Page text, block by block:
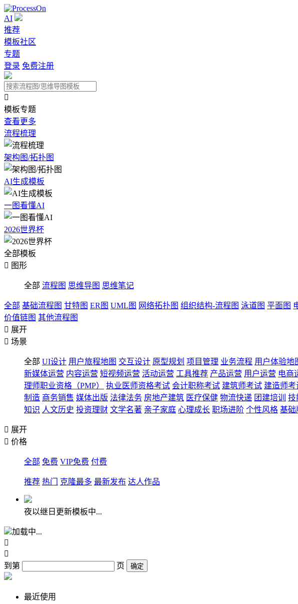
AI
推荐
模板社区
专题
登录 免费注册

模板专题
查看更多
流程梳理
架构图/拓扑图
AI生成模板
一图看懂AI
2026世界杯
全部模板
 图形
全部 流程图 思维导图 思维笔记
全部 基础流程图 甘特图 ER图 UML图 网络拓扑图 组织结构-流程图 泳道图 平面图
价值链图 其他流程图
 展开
 场景
全部 UI设计 用户旅程地图 交互设计 原型规划 项目管理 业务流程 用户体验地
新媒体运营 内容运营 短视频运营 活动运营 工具推荐 产品运营 用户运营 电商
理师职业资格（PMP）
执业医师资格考试 会计职称考试 建筑师考试 建造师考
制造 商务销售 媒体出版 法律法务 房地产建筑 医疗保健 物流快递 团建培训 技
知识 人文历史 投资理财 文学名著 亲子家庭 心理成长 职场进阶 个性风格 基础
 展开
 价格
全部 免费 VIP免费 付费
推荐 热门 克隆最多 最新发布 达人作品
夜以继日更新模板中...
加载中...


到第
页 确定
最近使用